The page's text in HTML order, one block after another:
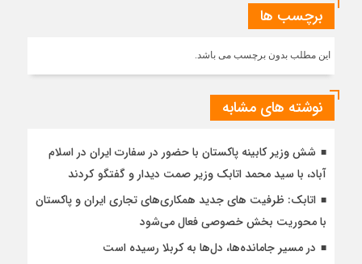
برچسب ها
این مطلب بدون برچسب می باشد.
نوشته های مشابه
شش وزیر کابینه پاکستان با حضور در سفارت ایران در اسلام
آباد، با سيد محمد اتابك وزير صمت ديدار و گفتگو كردند
اتابک: ظرفیت های جدید همکاری‌های تجاری ایران و پاکستان
با محوریت بخش خصوصی فعال می‌شود
در مسیر جا‌مانده‌ها، دل‌ها به کربلا رسیده است